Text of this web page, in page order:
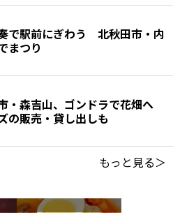
で駅前にぎわう 北秋田市・内
まつり
・森吉山、ゴンドラで花畑へ
の販売・貸し出しも
もっと見る＞